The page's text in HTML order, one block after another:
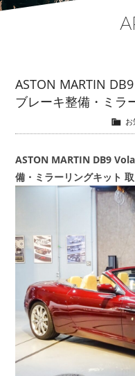
注文販売
点検修理・車検
会社概要
お問い合わせ
ASTON MARTIN
ブレーキ整備・ミラ
お
ASTON MARTIN DB9
備・ミラーリングキット 取